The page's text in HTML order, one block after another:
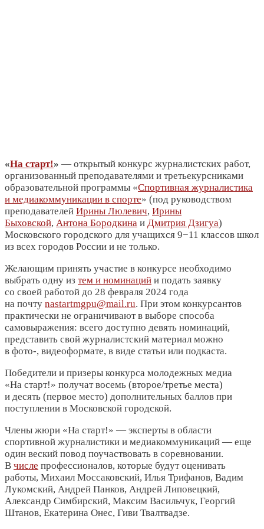
«На старт!» — открытый конкурс журналистских работ,
организованный преподавателями и третьекурсниками
образовательной программы «Спортивная журналистика
и медиакоммуникации в спорте» (под руководством
преподавателей Ирины Люлевич, Ирины
Быховской, Антона Бородкина и Дмитрия Дзигуа)
Московского городского для учащихся 9−11 классов школ
из всех городов России и не только.
Желающим принять участие в конкурсе необходимо
выбрать одну из тем и номинаций и подать заявку
со своей работой до 28 февраля 2024 года
на почту nastartmgpu@mail.ru. При этом конкурсантов
практически не ограничивают в выборе способа
самовыражения: всего доступно девять номинаций,
представить свой журналистский материал можно
в фото-, видеоформате, в виде статьи или подкаста.
Победители и призеры конкурса молодежных медиа
«На старт!» получат восемь (второе/третье места)
и десять (первое место) дополнительных баллов при
поступлении в Московской городской.
Члены жюри «На старт!» — эксперты в области
спортивной журналистики и медиакоммуникаций — еще
один веский повод поучаствовать в соревновании.
В числе профессионалов, которые будут оценивать
работы, Михаил Моссаковский, Илья Трифанов, Вадим
Лукомский, Андрей Панков, Андрей Липовецкий,
Александр Симбирский, Максим Васильчук, Георгий
Штанов, Екатерина Онес, Гиви Твалтвадзе.